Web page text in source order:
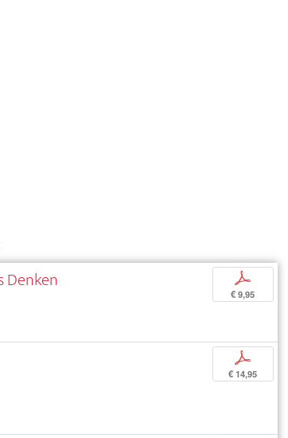
Denken p
€ 9,95
p
€ 14,95